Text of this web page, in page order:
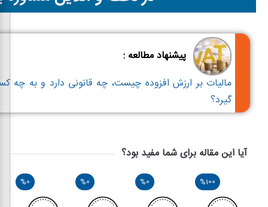
پیشنهاد مطالعه :
مالیات بر ارزش افزوده چیست، چه قانونی دارد و به چه
گیرد؟
آیا این مقاله برای شما مفید بود؟
%100
%0
%0
%0